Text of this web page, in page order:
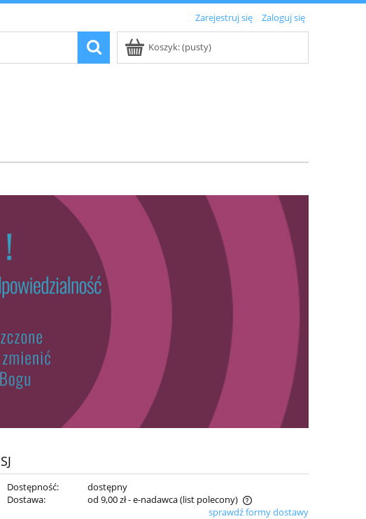
Zarejestruj się Zaloguj się
Koszyk:(pusty)
Dostępność:
dostępny
Dostawa:
od 9,00 zł- e-nadawca (list polecony)
sprawdź formy dostawy